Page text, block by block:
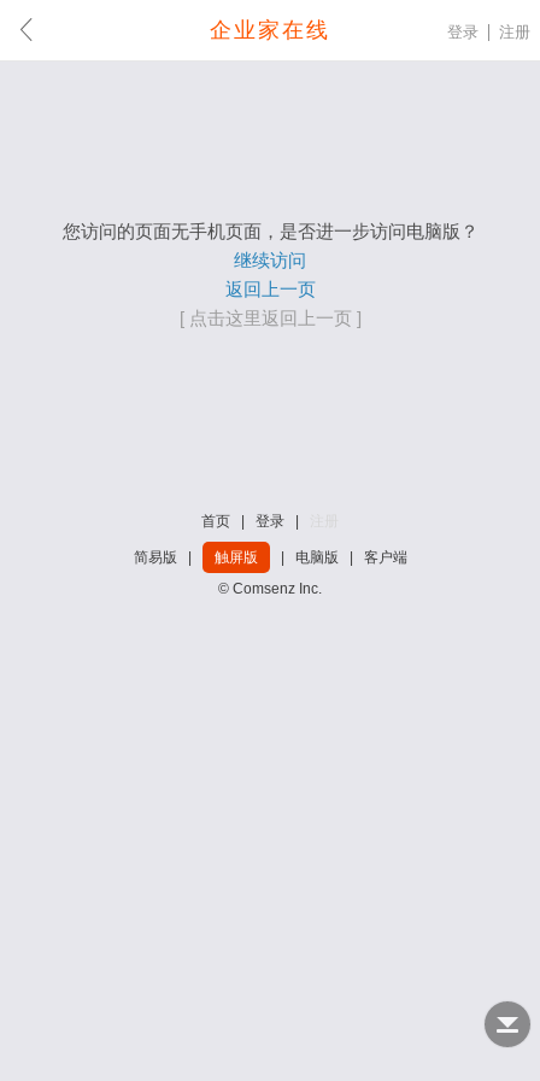
企业家在线 登录 注册
您访问的页面无手机页面，是否进一步访问电脑版？
继续访问
返回上一页
[ 点击这里返回上一页 ]
首页 登录
简易版 触屏版 电脑版
客户端
© Comsenz Inc.